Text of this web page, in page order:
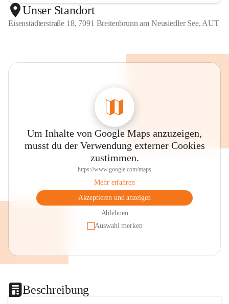
Unser Standort
Eisenstädterstraße 18, 7091 Breitenbrunn am Neusiedler See, AUT
Um Inhalte von Google Maps anzuzeigen,
musst du der Verwendung externer Cookies
zustimmen.
https://www.google.com/maps
Mehr erfahren
Akzeptieren und anzeigen
Ablehnen
Auswahl merken
Beschreibung